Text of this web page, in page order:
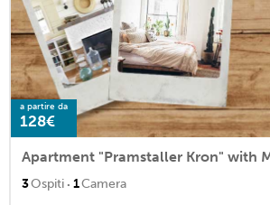
a partire da
128€
3Ospiti · 1Camera